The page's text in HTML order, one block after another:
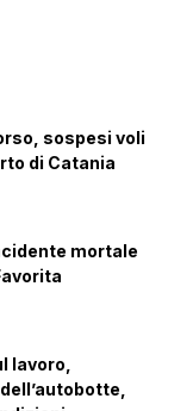
sospesi voli
di Catania
mortale
lavoro,